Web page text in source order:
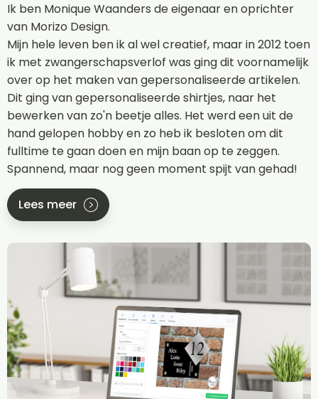
Ik ben Monique Waanders de eigenaar en oprichter
van Morizo Design.
Mijn hele leven ben ik al wel creatief, maar in 2012 toen
ik met zwangerschapsverlof was ging dit voornamelijk
over op het maken van gepersonaliseerde artikelen.
Dit ging van gepersonaliseerde shirtjes, naar het
bewerken van zo'n beetje alles. Het werd een uit de
hand gelopen hobby en zo heb ik besloten om dit
fulltime te gaan doen en mijn baan op te zeggen.
Spannend, maar nog geen moment spijt van gehad!
Lees meer